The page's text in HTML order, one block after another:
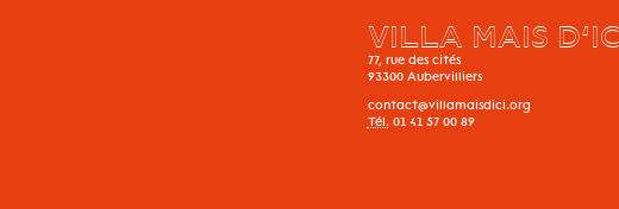
VILLA MAIS
77, rue des cités
93300 Aubervilliers
contact@villamaisdici.org
Tél. 01 41 57 00 89